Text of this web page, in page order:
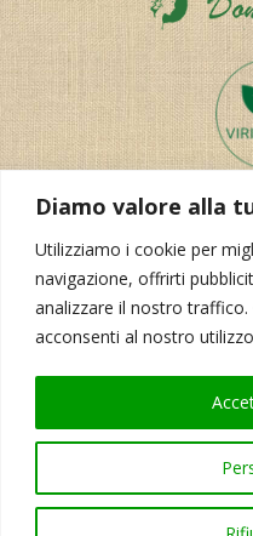
Diamo valore alla
Utilizziamo i cookie per
navigazione, offrirti
analizzare il nostro traffico.
acconsenti al nostro
Realizzazione del